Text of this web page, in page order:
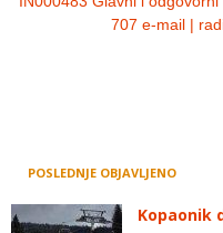
707 e-mail |
POSLEDNJE OBJAVLJENO
Kopaonik